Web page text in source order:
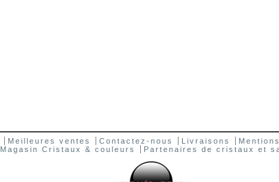
Meilleures ventes Contactez-nous Livraisons
Magasin Cristaux & couleurs Partenaires de cristaux et